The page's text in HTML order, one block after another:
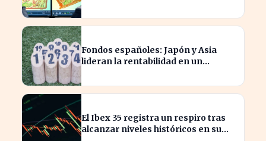
Fondos españoles: Japón y Asia
lideran la rentabilidad en un
El Ibex 35 registra un respiro tras
alcanzar niveles históricos en su